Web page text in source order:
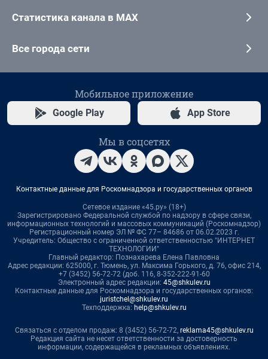
Статистика канала в MAX
Все города сети
Мобильное приложение
Google Play App Store
Мы в соцсетях
Контактные данные для Роскомнадзора и государственных органов
Сетевое издание «45.ру» (18+)
Зарегистрировано Федеральной службой по надзору в сфере связи,
информационных технологий и массовых коммуникаций (Роскомнадзор)
Регистрационный номер ЭЛ № ФС 77– 84686 от 06.02.2023 г.
Учредитель: Общество с ограниченной ответственностью "ИНТЕРНЕТ
ТЕХНОЛОГИИ"
Главный редактор: Познахарева Елена Павловна
Адрес редакции: 625000, г. Тюмень, ул. Максима Горького, д. 76, офис 214,
+7 (3452) 56-72-72 (доб. 116, 8-352-222-91-60
Электронный адрес редакции: 45@shkulev.ru
Контактные данные для Роскомнадзора и государственных органов:
juristchel@shkulev.ru
Техподдержка: help@shkulev.ru
Связаться с отделом продаж: 8 (3452) 56-72-72, reklama45@shkulev.ru
Редакция сайта не несет ответственности за достоверность
информации, содержащейся в рекламных объявлениях.